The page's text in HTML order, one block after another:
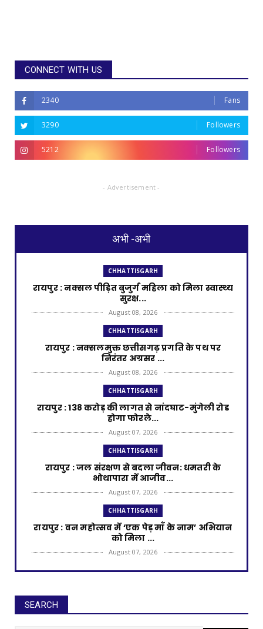
CONNECT WITH US
2340 Fans
3290 Followers
5212 Followers
- Advertisement -
अभी -अभी
CHHATTISGARH
रायपुर : नक्सल पीड़ित बुजुर्ग महिला को मिला स्वास्थ्य
सुरक्ष...
August 08, 2026
CHHATTISGARH
रायपुर : नक्सलमुक्त छत्तीसगढ़ प्रगति के पथ पर
निरंतर अग्रसर ...
August 08, 2026
CHHATTISGARH
रायपुर : 138 करोड़ की लागत से नांदघाट-मुंगेली रोड
होगा फोरले...
August 07, 2026
CHHATTISGARH
रायपुर : जल संरक्षण से बदला जीवन: धमतरी के
भोथापारा में आजीव...
August 07, 2026
CHHATTISGARH
रायपुर : वन महोत्सव में ‘एक पेड़ माँ के नाम’ अभियान
को मिला ...
August 07, 2026
CHHATTISGARH
August 07, 2026
SEARCH